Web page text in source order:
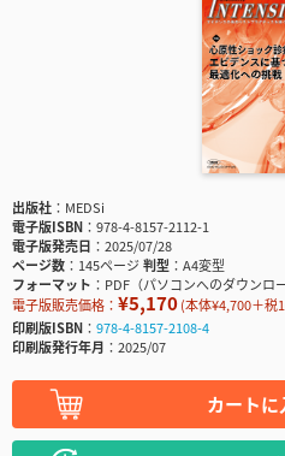
出版社
MEDSi
電子版ISBN
978-4-8157-2112-1
電子版発売日
2025/07/28
ページ数
145ページ判型
A4変型
フォーマット
PDF（パソコンへのダウンロ
電子版販売価格： ¥5,170(本体¥4,700＋税
印刷版ISBN
978-4-8157-2108-4
印刷版発行年月
2025/07
カートに